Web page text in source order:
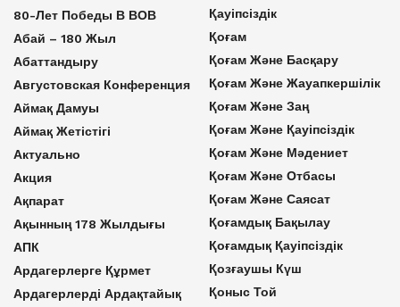
80-Лет Победы В ВОВ
Абай – 180 Жыл
Абаттандыру
Августовская Конференция
Аймақ Дамуы
Аймақ Жетістігі
Актуально
Акция
Ақпарат
Ақынның 178 Жылдығы
АПК
Ардагерлерге Құрмет
Ардагерлерді Ардақтайық
Қауіпсіздік
Қоғам
Қоғам Және Басқару
Қоғам Және Жауапкершілік
Қоғам Және Заң
Қоғам Және Қауіпсіздік
Қоғам Және Мәдениет
Қоғам Және Отбасы
Қоғам Және Саясат
Қоғамдық Бақылау
Қоғамдық Қауіпсіздік
Қозғаушы Күш
Қоныс Той